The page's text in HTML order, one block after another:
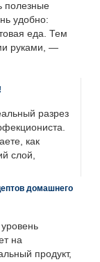
полезные
удобно:
еда. Тем
руками, —
разрез
как
слой,
домашнего
на
продукт,